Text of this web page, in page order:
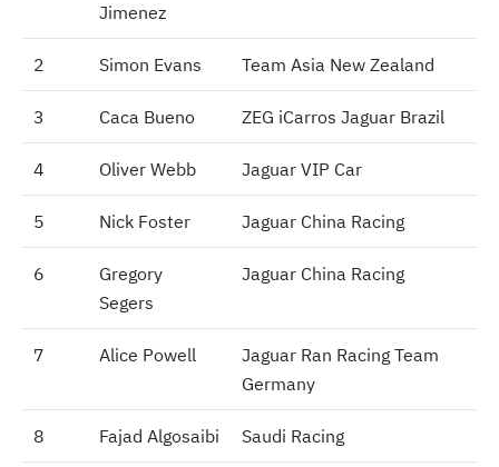
Jimenez
2 Simon Evans Team Asia New Zealand
3 Caca Bueno ZEG iCarros Jaguar Brazil
4 Oliver Webb Jaguar VIP Car
5 Nick Foster Jaguar China Racing
6
Gregory
Segers
Jaguar China Racing
7 Alice Powell
Jaguar Ran Racing Team
Germany
8 Fajad Algosaibi Saudi Racing
2
3
4
5
6
7
8